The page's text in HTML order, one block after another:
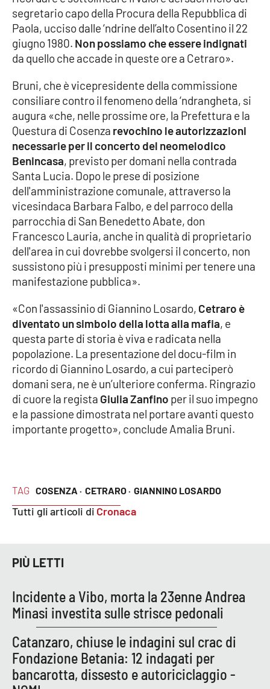
EDIZIONI
LOCALI
Crotone
Vibo Valentia
Reggio Calabria
Cosenza
Lamezia Terme
PROGETTI
SPECIALI
Buona Sanità Calabria
LA
CALABRIAVISIONE
Destinazioni
Eventi
Food
LAC
NETWORK
Laconair.it
Lacitymag.it
Lacapitalenews.it
TAG COSENZA · CETRARO · GIANNINO LOSARDO
Tutti gli articoli di Cronaca
segretario capo della Procura della Repubblica di
Paola, ucciso dalle ‘ndrine dell’alto Cosentino il 22
giugno 1980. Non possiamo che essere indignati
da quello che accade in queste ore a Cetraro».
Bruni, che è vicepresidente della commissione
consiliare contro il fenomeno della ‘ndrangheta, si
augura «che, nelle prossime ore, la Prefettura e la
Questura di Cosenza revochino le autorizzazioni
necessarie per il concerto del neomelodico
Benincasa, previsto per domani nella contrada
Santa Lucia. Dopo le prese di posizione
dell'amministrazione comunale, attraverso la
vicesindaca Barbara Falbo, e del parroco della
parrocchia di San Benedetto Abate, don
Francesco Lauria, anche in qualità di proprietario
dell'area in cui dovrebbe svolgersi il concerto, non
sussistono più i presupposti minimi per tenere una
manifestazione pubblica».
«Con l'assassinio di Giannino Losardo, Cetraro è
diventato un simbolo della lotta alla mafia, e
questa parte di storia è viva e radicata nella
popolazione. La presentazione del docu-film in
ricordo di Giannino Losardo, a cui parteciperò
domani sera, ne è un’ulteriore conferma. Ringrazio
di cuore la regista Giulia Zanfino per il suo impegno
e la passione dimostrata nel portare avanti questo
importante progetto», conclude Amalia Bruni.
PIÙ LETTI
Incidente a Vibo, morta la 23enne Andrea
Minasi investita sulle strisce pedonali
Catanzaro, chiuse le indagini sul crac di
Fondazione Betania: 12 indagati per
bancarotta, dissesto e autoriciclaggio -